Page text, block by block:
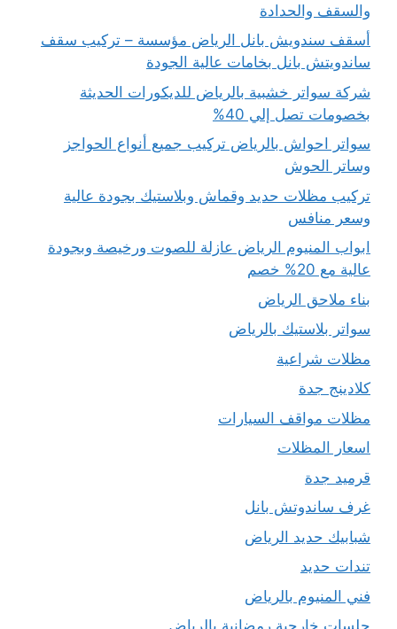
والسقف والحدادة
أسقف سندويش بانل الرياض مؤسسة – تركيب سقف
ساندويتش بانل بخامات عالية الجودة
شركة سواتر خشبية بالرياض للديكورات الحديثة
بخصومات تصل إلي 40%
سواتر احواش بالرياض تركيب جميع أنواع الحواجز
وساتر الحوش
تركيب مظلات حديد وقماش وبلاستيك بجودة عالية
وسعر منافس
ابواب المنيوم الرياض عازلة للصوت ورخيصة وبجودة
عالية مع 20% خصم
بناء ملاحق الرياض
سواتر بلاستيك بالرياض
مظلات شراعية
كلادينج جدة
مظلات مواقف السيارات
اسعار المظلات
قرميد جدة
غرف ساندوتش بانل
شبابيك حديد الرياض
تندات حديد
فني المنيوم بالرياض